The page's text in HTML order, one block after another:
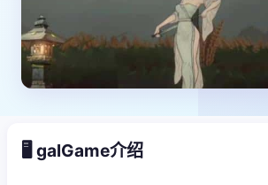
🖥️ galGame介绍